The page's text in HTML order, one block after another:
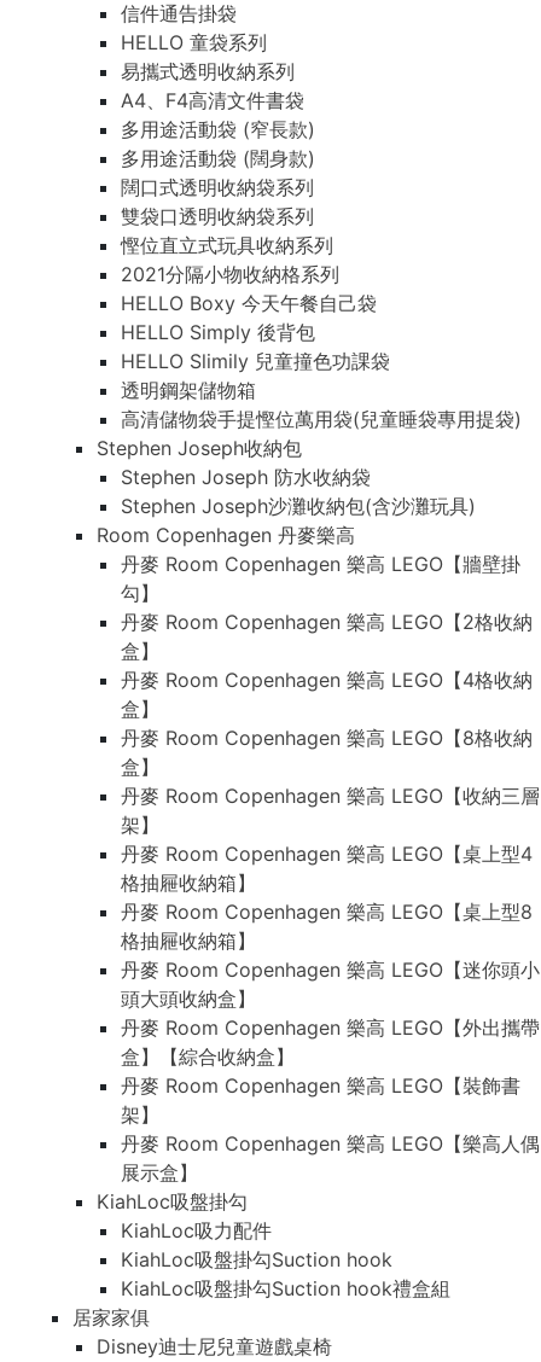
信件通告掛袋
HELLO 童袋系列
易攜式透明收納系列
A4、F4高清文件書袋
多用途活動袋 (窄長款)
多用途活動袋 (闊身款)
闊口式透明收納袋系列
雙袋口透明收納袋系列
慳位直立式玩具收納系列
2021分隔小物收納格系列
HELLO Boxy 今天午餐自己袋
HELLO Simply 後背包
HELLO Slimily 兒童撞色功課袋
透明鋼架儲物箱
高清儲物袋手提慳位萬用袋(兒童睡袋專用提袋)
Stephen Joseph收納包
Stephen Joseph 防水收納袋
Stephen Joseph沙灘收納包(含沙灘玩具)
Room Copenhagen 丹麥樂高
丹麥 Room Copenhagen 樂高 LEGO【牆壁掛
勾】
丹麥 Room Copenhagen 樂高 LEGO【2格收納
盒】
丹麥 Room Copenhagen 樂高 LEGO【4格收納
盒】
丹麥 Room Copenhagen 樂高 LEGO【8格收納
盒】
丹麥 Room Copenhagen 樂高 LEGO【收納三層
架】
丹麥 Room Copenhagen 樂高 LEGO【桌上型4
格抽屜收納箱】
丹麥 Room Copenhagen 樂高 LEGO【桌上型8
格抽屜收納箱】
丹麥 Room Copenhagen 樂高 LEGO【迷你頭小
頭大頭收納盒】
丹麥 Room Copenhagen 樂高 LEGO【外出攜帶
盒】【綜合收納盒】
丹麥 Room Copenhagen 樂高 LEGO【裝飾書
架】
丹麥 Room Copenhagen 樂高 LEGO【樂高人偶
展示盒】
KiahLoc吸盤掛勾
KiahLoc吸力配件
KiahLoc吸盤掛勾Suction hook
KiahLoc吸盤掛勾Suction hook禮盒組
居家家俱
Disney迪士尼兒童遊戲桌椅